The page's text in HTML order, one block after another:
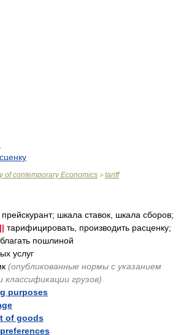
of contemporary Economics > tariff
шкала ставок, шкала сборов;
|| тарифицировать, производить расценку;
пошлиной
услуг
(опубликованные нормы с указанием
грузов)
purposes
of goods